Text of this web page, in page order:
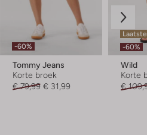
-60%
Tommy Jeans
Korte broek
€ 79,99 € 31,99
-60%
Wild
Korte
€